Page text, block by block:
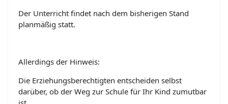
Der Unterricht findet nach dem bisherigen Stand
planmäßig statt.
Allerdings der Hinweis:
Die Erziehungsberechtigten entscheiden selbst
darüber, ob der Weg zur Schule für Ihr Kind zumutbar